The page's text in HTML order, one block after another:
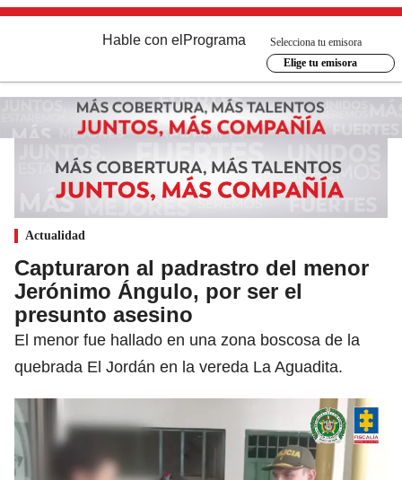
Hable con el Programa
Selecciona tu emisora
Elige tu emisora
Actualidad
Capturaron al padrastro del menor
Jerónimo Ángulo, por ser el
presunto asesino
El menor fue hallado en una zona boscosa de la
quebrada El Jordán en la vereda La Aguadita.